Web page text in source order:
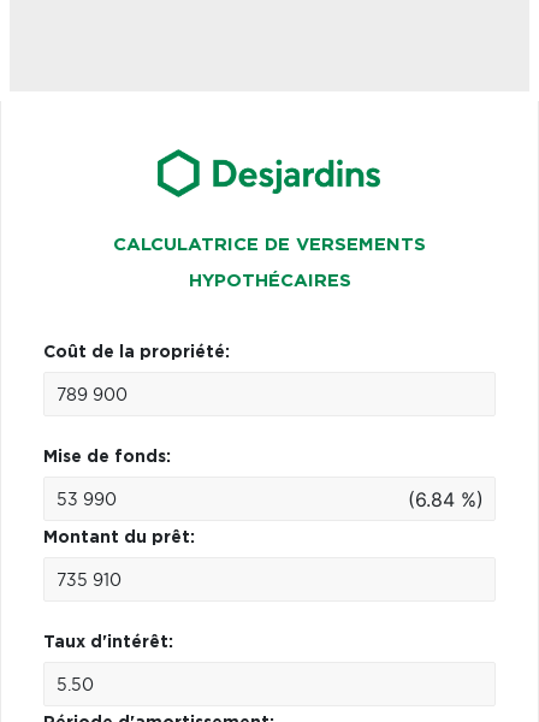
CALCULATRICE DE VERSEMENTS
HYPOTHÉCAIRES
Coût de la propriété:
Mise de fonds:
(6.84 %)
Montant du prêt:
Taux d'intérêt: